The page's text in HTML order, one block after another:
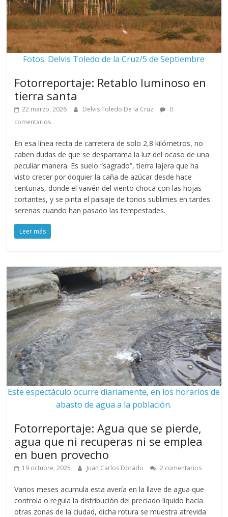
Fotos: Delvis Toledo de la Cruz/5 de Septiembre
Fotorreportaje: Retablo luminoso en
tierra santa
22 marzo, 2026 Delvis Toledo De la Cruz
0
comentarios
En esa línea recta de carretera de solo 2,8 kilómetros, no
caben dudas de que se desparrama la luz del ocaso de una
peculiar manera. Es suelo “sagrado”, tierra lajera que ha
visto crecer por doquier la caña de azúcar desde hace
centurias, donde el vaivén del viento choca con las hojas
cortantes, y se pinta el paisaje de tonos sublimes en tardes
serenas cuando han pasado las tempestades.
Leer más
Este espectáculo ocurre diariamente, en los horarios de
abasto de agua a la población.
Fotorreportaje: Agua que se pierde,
agua que ni recuperas ni se emplea
en buen provecho
19 octubre, 2025 Juan Carlos Dorado 2 comentarios
Varios meses acumula esta avería en la llave de agua que
controla o regula la distribución del preciado líquido hacia
otras zonas de la ciudad, dicha rotura se muestra atrevida